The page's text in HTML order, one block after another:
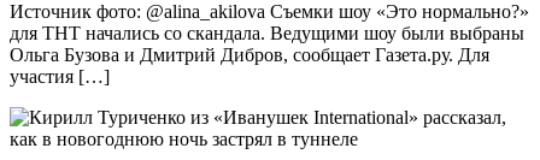
Источник фото: @alina_akilova Съемки шоу «Это нормально?»
для ТНТ начались со скандала. Ведущими шоу были выбраны
Ольга Бузова и Дмитрий Дибров, сообщает Газета.ру. Для
участия […]